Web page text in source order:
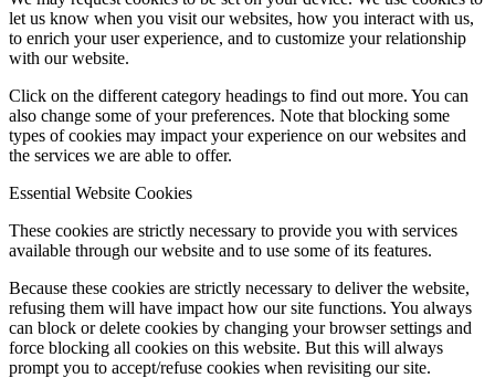
let us know when you visit our websites, how you interact with us,
to enrich your user experience, and to customize your relationship
with our website.
Click on the different category headings to find out more. You can
also change some of your preferences. Note that blocking some
types of cookies may impact your experience on our websites and
the services we are able to offer.
Essential Website Cookies
These cookies are strictly necessary to provide you with services
available through our website and to use some of its features.
Because these cookies are strictly necessary to deliver the website,
refusing them will have impact how our site functions. You always
can block or delete cookies by changing your browser settings and
force blocking all cookies on this website. But this will always
prompt you to accept/refuse cookies when revisiting our site.